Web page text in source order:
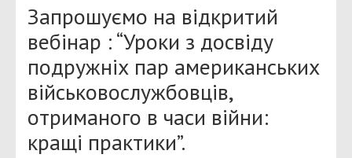
Запрошуємо на відкритий
вебінар : “Уроки з досвіду
подружніх пар американських
військовослужбовців,
отриманого в часи війни:
кращі практики”.